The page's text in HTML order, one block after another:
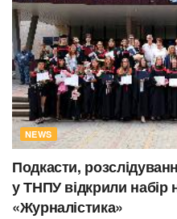
NEWS
Подкасти,
у ТНПУ відкрили набір
«Журналістика»